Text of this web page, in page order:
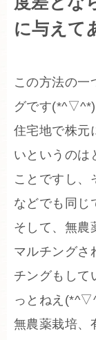
に与えて
この方法の一
グです(*^▽^*)
住宅地で株元
いというのは
ことですし、
などでも同じ
そして、無農
マルチングさ
チングもして
っとねえ
無農薬栽培、